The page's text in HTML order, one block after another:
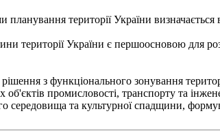
планування території України визначається
території України є першоосновою для
з функціонального зонування
промисловості, транспорту та
та культурної спадщини,